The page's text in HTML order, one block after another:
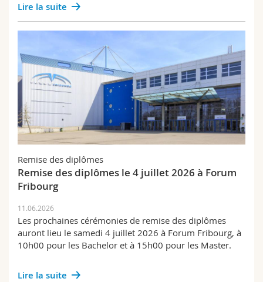
Lire la suite
Remise des diplômes
Remise des diplômes le 4 juillet 2026 à Forum
Fribourg
11.06.2026
Les prochaines cérémonies de remise des diplômes
auront lieu le samedi 4 juillet 2026 à Forum Fribourg, à
10h00 pour les Bachelor et à 15h00 pour les Master.
Lire la suite